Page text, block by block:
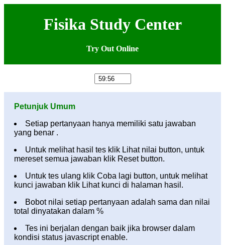
Fisika Study Center
Try Out Online
Petunjuk Umum
Setiap pertanyaan hanya memiliki satu jawaban
yang benar .
Untuk melihat hasil tes klik Lihat nilai button, untuk
mereset semua jawaban klik Reset button.
Untuk tes ulang klik Coba lagi button, untuk melihat
kunci jawaban klik Lihat kunci di halaman hasil.
Bobot nilai setiap pertanyaan adalah sama dan nilai
total dinyatakan dalam %
Tes ini berjalan dengan baik jika browser dalam
kondisi status javascript enable.